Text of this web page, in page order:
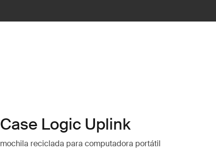
Case Logic Uplink
mochila reciclada para computadora portátil